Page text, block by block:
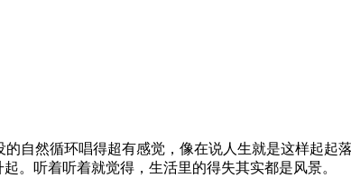
自然循环唱得超有感觉，像在说人生就是这样起起
。听着听着就觉得，生活里的得失其实都是风景。